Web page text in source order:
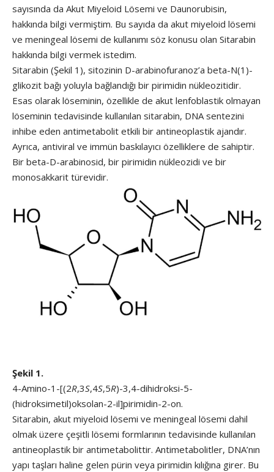
sayısında da Akut Miyeloid Lösemi ve Daunorubisin,
hakkında bilgi vermiştim. Bu sayıda da akut miyeloid lösemi
ve meningeal lösemi de kullanımı söz konusu olan Sitarabin
hakkında bilgi vermek istedim.
Sitarabin (Şekil 1), sitozinin D-arabinofuranoz’a beta-N(1)-
glikozit bağı yoluyla bağlandığı bir pirimidin nükleozitidir.
Esas olarak löseminin, özellikle de akut lenfoblastik olmayan
löseminin tedavisinde kullanılan sitarabin, DNA sentezini
inhibe eden antimetabolit etkili bir antineoplastik ajandır.
Ayrıca, antiviral ve immün baskılayıcı özelliklere de sahiptir.
Bir beta-D-arabinosid, bir pirimidin nükleozidi ve bir
monosakkarit türevidir.
Şekil 1.
4-Amino-1-[(2R,3S,4S,5R)-3,4-dihidroksi-5-
(hidroksimetil)oksolan-2-il]pirimidin-2-on.
Sitarabin, akut miyeloid lösemi ve meningeal lösemi dahil
olmak üzere çeşitli lösemi formlarının tedavisinde kullanılan
antineoplastik bir antimetabolittir. Antimetabolitler, DNA’nın
yapı taşları haline gelen pürin veya pirimidin kılığına girer. Bu